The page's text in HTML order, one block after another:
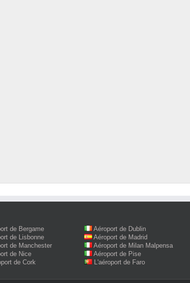
de Bergame Aéroport de Dublin
de Lisbonne Aéroport de Madrid
de Manchester Aéroport de Milan Malpensa
de Nice Aéroport de Pise
de Cork L'aéroport de Faro